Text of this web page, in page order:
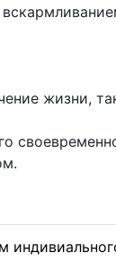
жизни,